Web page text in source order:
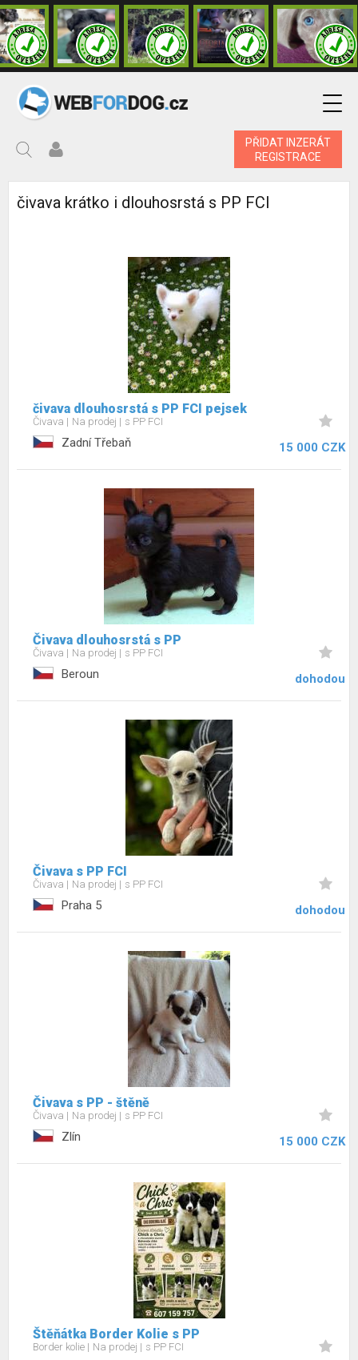
PŘIDAT INZERÁT
REGISTRACE
čivava krátko i dlouhosrstá s PP FCI
čivava dlouhosrstá s PP FCI pejsek
Čivava Na prodej s PP FCI
Zadní Třebaň 15 000 CZK
Čivava dlouhosrstá s PP
Čivava Na prodej s PP FCI
Beroun dohodou
Čivava s PP FCI
Čivava Na prodej s PP FCI
Praha 5 dohodou
Čivava s PP - štěně
Čivava Na prodej s PP FCI
Zlín 15 000 CZK
Štěňátka Border Kolie s PP
Border kolie Na prodej s PP FCI